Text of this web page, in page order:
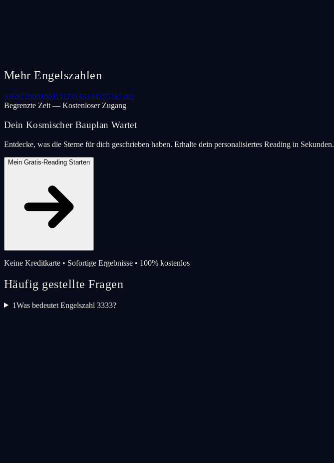
Mehr Engelszahlen
336977000106111123143144155187202
Begrenzte Zeit — Kostenloser Zugang
Dein Kosmischer Bauplan Wartet
Entdecke, was die Sterne für dich geschrieben haben. Erhalte dein personalisiertes Reading in Sekunden.
Mein Gratis-Reading Starten
Keine Kreditkarte • Sofortige Ergebnisse • 100% kostenlos
Häufig gestellte Fragen
1Was bedeutet Engelszahl 3333?